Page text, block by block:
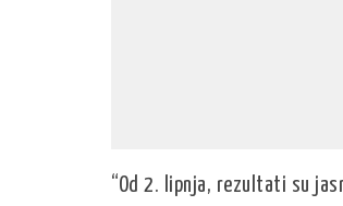
“Od 2. lipnja, rezultati su